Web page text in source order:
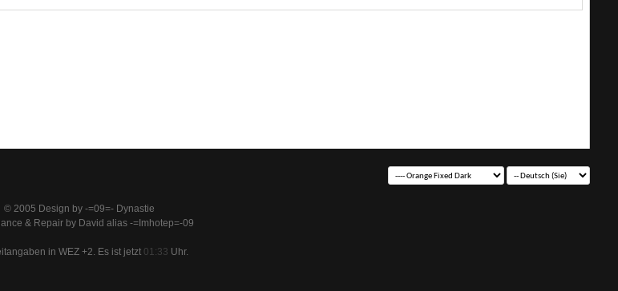
© 2005 Design by -=09=- Dynastie
& Repair by David alias -=Imhotep=-09
in WEZ +2. Es ist jetzt 01:33 Uhr.